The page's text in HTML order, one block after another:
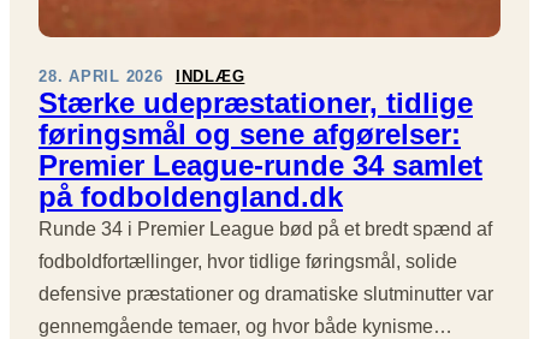
Ø
D
T
D
R
A
M
P
Å
O
E
G
U
E
:
S
T
O
R
E
U
28. APRIL 2026 INDLÆG
Stærke udepræstationer, tidlige
føringsmål og sene afgørelser:
Premier League-runde 34 samlet
på fodboldengland.dk
Runde 34 i Premier League bød på et bredt spænd af
fodboldfortællinger, hvor tidlige føringsmål, solide
defensive præstationer og dramatiske slutminutter var
gennemgående temaer, og hvor både kynisme…